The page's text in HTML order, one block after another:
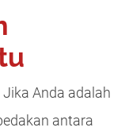
Anda adalah
antara